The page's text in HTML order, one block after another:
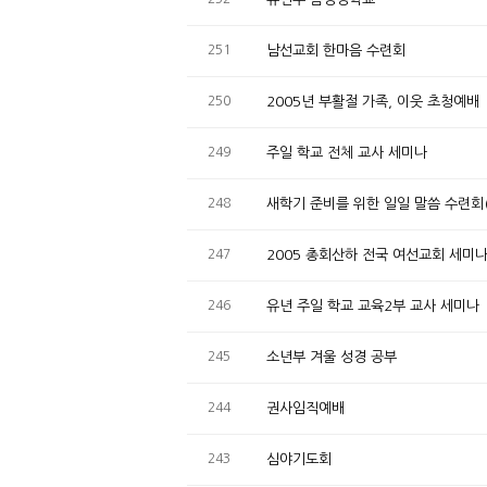
251 남선교회 한마음 수련회
250 2005년 부활절 가족, 이웃 초청예배
249 주일 학교 전체 교사 세미나
248 새학기 준비를 위한 일일 말씀 수련회
247 2005 총회산하 전국 여선교회 세미나
246 유년 주일 학교 교육2부 교사 세미나
245 소년부 겨울 성경 공부
244 권사임직예배
243 심야기도회